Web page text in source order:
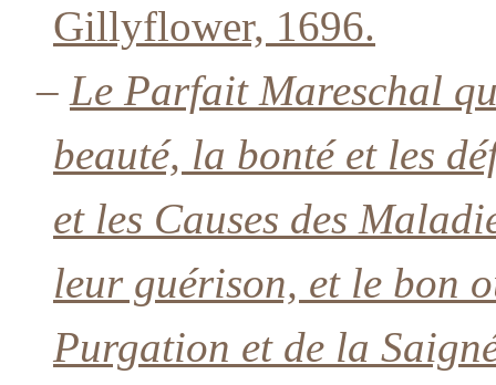
Gillyflower, 1696.
– Le Parfait Mareschal
beauté, la bonté et les
et les Causes des
leur guérison, et le bon
Purgation et de la